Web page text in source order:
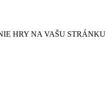
HRY NA VAŠU STRÁNKU